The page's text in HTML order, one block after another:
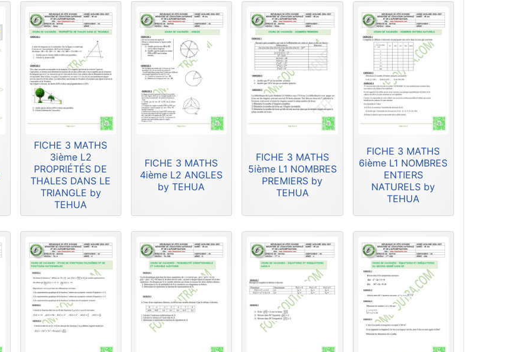
FICHE 3 MATHS
3ième L2
PROPRIÉTÉS DE
THALES DANS LE
TRIANGLE by
TEHUA
FICHE 3 MATHS
4ième L2 ANGLES
by TEHUA
FICHE 3 MATHS
5ième L1 NOMBRES
PREMIERS by
TEHUA
FICHE 3 MATHS
6ième L1 NOMBRES
ENTIERS
NATURELS by
TEHUA